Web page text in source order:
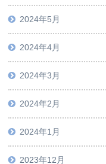
2024年5月
2024年4月
2024年3月
2024年2月
2024年1月
2023年12月